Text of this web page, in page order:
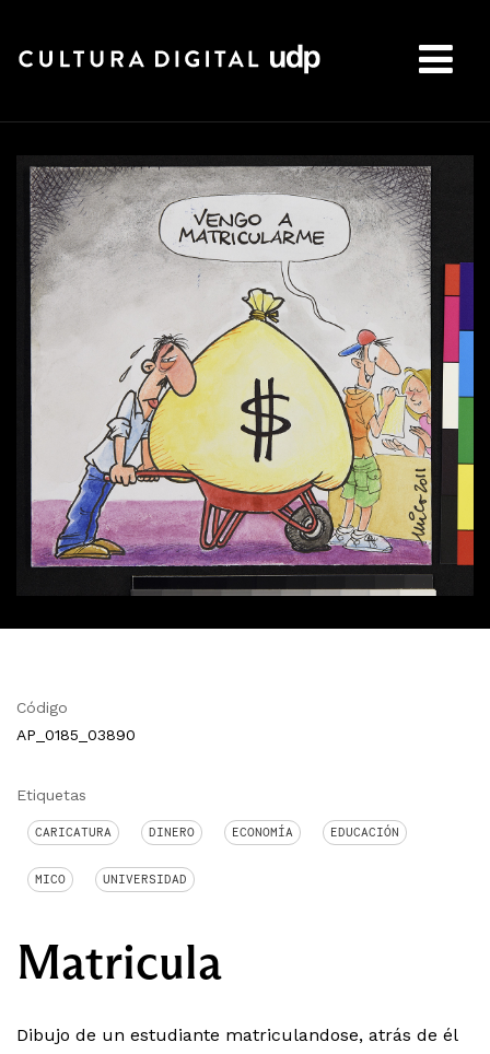
Código
AP_0185_03890
Etiquetas
CARICATURA DINERO ECONOMÍA EDUCACIÓN
MICO UNIVERSIDAD
Matricula
Dibujo de un estudiante matriculandose, atrás de él